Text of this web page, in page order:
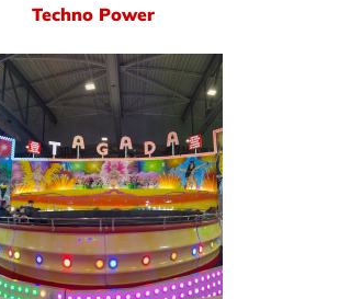
Techno Power